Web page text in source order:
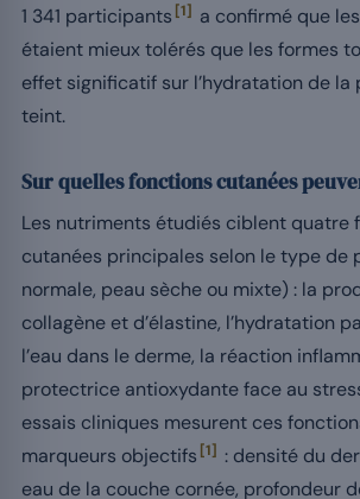
1 341 participants [1]
a confirmé que
étaient mieux tolérés que les formes
effet significatif sur l’hydratation de la
teint.
Sur quelles fonctions cutanées
Les nutriments étudiés ciblent quatre
cutanées principales selon le type de
normale, peau sèche ou mixte) : la
collagène et d’élastine, l’hydratation
l’eau dans le derme, la réaction
protectrice antioxydante face au
essais cliniques mesurent ces
marqueurs objectifs [1]
: densité du
eau de la couche cornée, profondeur